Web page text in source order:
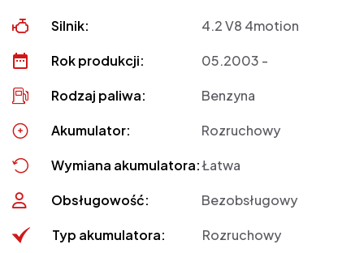
Silnik: 4.2 V8 4motion
Rok produkcji: 05.2003 -
Rodzaj paliwa: Benzyna
Akumulator: Rozruchowy
Wymiana akumulatora:Łatwa
Obsługowość: Bezobsługowy
Typ akumulatora: Rozruchowy